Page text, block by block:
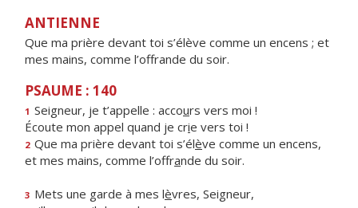
ANTIENNE
Que ma prière devant toi s’élève comme un encens ; et
mes mains, comme l’offrande du soir.
PSAUME : 140
1 Seigneur, je t’appelle : accours vers moi !
Écoute mon appel quand je crie vers toi !
2 Que ma prière devant toi s’élève comme un encens,
et mes mains, comme l’offrande du soir.
3 Mets une garde à mes lèvres, Seigneur,